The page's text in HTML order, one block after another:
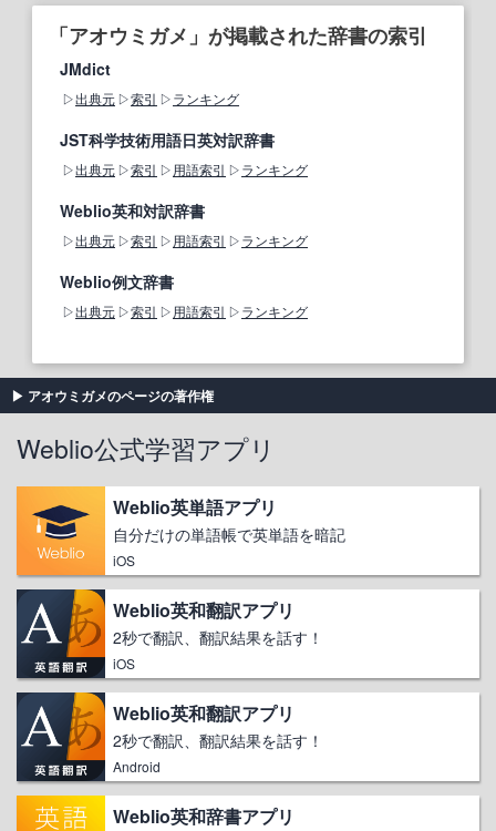
「アオウミガメ」が掲載された辞書の索引
JMdict
出典元 索引 ランキング
JST科学技術用語日英対訳辞書
出典元 索引 用語索引 ランキング
Weblio英和対訳辞書
出典元 索引 用語索引 ランキング
Weblio例文辞書
出典元 索引 用語索引 ランキング
アオウミガメのページの著作権
Weblio公式学習アプリ
Weblio英単語アプリ
自分だけの単語帳で英単語を暗記
iOS
Weblio英和翻訳アプリ
2秒で翻訳、翻訳結果を話す！
iOS
Weblio英和翻訳アプリ
2秒で翻訳、翻訳結果を話す！
Android
Weblio英和辞書アプリ